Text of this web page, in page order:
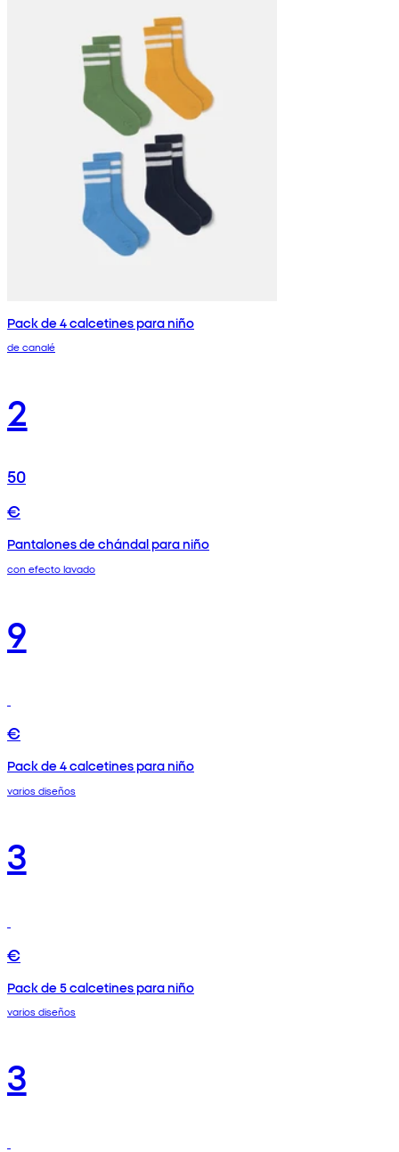
Pack de 4 calcetines para niño
de canalé
2
50
€
Pantalones de chándal para niño
con efecto lavado
9
€
Pack de 4 calcetines para niño
varios diseños
3
€
Pack de 5 calcetines para niño
varios diseños
3